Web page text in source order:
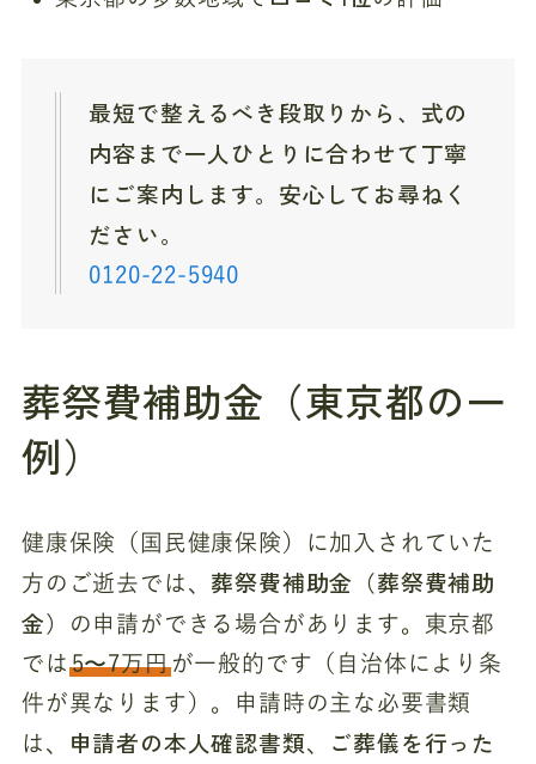
最短で整えるべき段取りから、式の
内容まで一人ひとりに合わせて丁寧
にご案内します。安心してお尋ねく
ださい。
0120-22-5940
葬祭費補助金（東京都の一
例）
健康保険（国民健康保険）に加入されていた
方のご逝去では、 葬祭費補助金（葬祭費補助
金）
の申請ができる場合があります。東京都
では 5〜7万円が一般的です（自治体により条
件が異なります）。申請時の主な必要書類
は、
申請者の本人確認書類
ご葬儀を行った